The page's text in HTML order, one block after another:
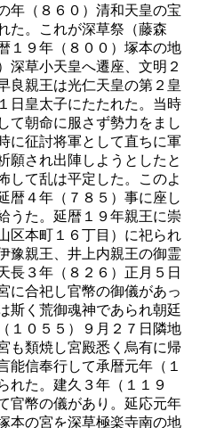
年（８６０）清和天皇の宝
た。これが深草祭（藤森
１９年（８００）塚本の地
深草小天皇へ遷座、文明２
良親王は光仁天皇の第２皇
日皇太子にたたれた。当時
て朝命に服さず勢力をまし
に征討将軍として直ちに軍
願され出陣しようとしたと
して乱は平定した。このよ
暦４年（７８５）事に座し
うた。延暦１９年親王に崇
区本町１６丁目）に祀られ
豫親王、井上内親王の御霊
長３年（８２６）正月５日
に合祀し官幣の御儀があっ
斯く荒御魂神であられ朝廷
１０５５）９月２７日隣地
も類焼し宮殿悉く烏有に帰
能信奉行して承暦元年（１
れた。建久３年（１１９
官幣の儀があり。延応元年
本の宮を深草極楽寺南の地